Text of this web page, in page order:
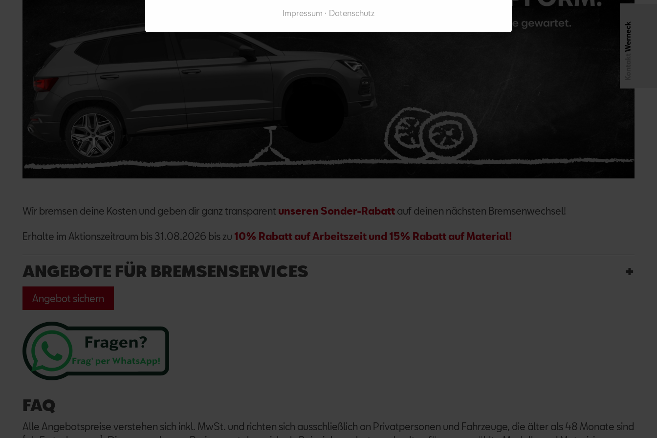
Wir bremsen deine Kosten und geben dir ganz transparent unseren Sonder-Rabatt auf deinen nächsten Bremsenwechsel!
Erhalte im Aktionszeitraum bis 31.08.2026 bis zu 10% Rabatt auf Arbeitszeit und 15% Rabatt auf Material!
ANGEBOTE FÜR BREMSENSERVICES
Angebot sichern
FAQ
Alle Angebotspreise verstehen sich inkl. MwSt. und richten sich ausschließlich an Privatpersonen und Fahrzeuge, die älter als 48 Monate sind
Impressum Datenschutz